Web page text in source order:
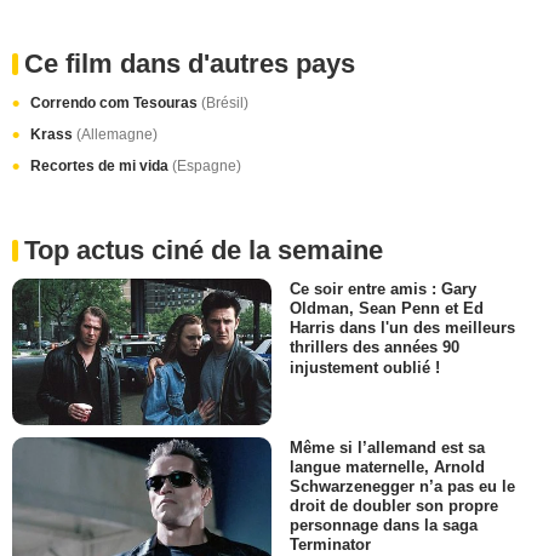
Ce film dans d'autres pays
Correndo com Tesouras (Brésil)
Krass (Allemagne)
Recortes de mi vida (Espagne)
Top actus ciné de la semaine
Ce soir entre amis : Gary
Oldman, Sean Penn et Ed
Harris dans l'un des meilleurs
thrillers des années 90
injustement oublié !
Même si l’allemand est sa
langue maternelle, Arnold
Schwarzenegger n’a pas eu le
droit de doubler son propre
personnage dans la saga
Terminator